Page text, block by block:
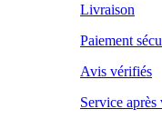
Livraison
Paiement
Avis vérifiés
Service après